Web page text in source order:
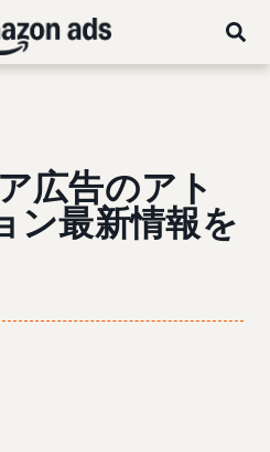
広告のアト
ン最新情報を